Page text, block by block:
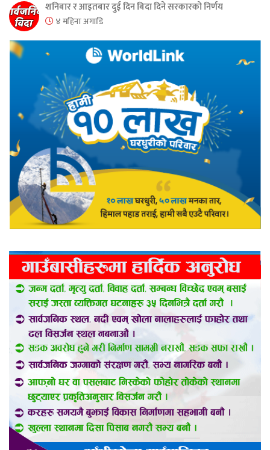
शनिबार र आइतबार दुई दिन बिदा दिने सरकारको निर्णय
४ महिना अगाडि